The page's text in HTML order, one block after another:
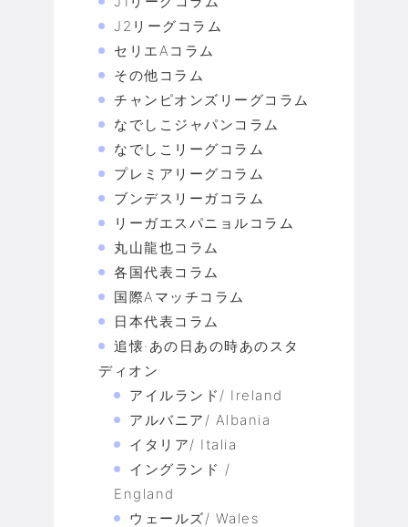
J2リーグコラム
セリエAコラム
その他コラム
チャンピオンズリーグコラム
なでしこジャパンコラム
なでしこリーグコラム
プレミアリーグコラム
ブンデスリーガコラム
リーガエスパニョルコラム
丸山龍也コラム
各国代表コラム
国際Aマッチコラム
日本代表コラム
追懐·あの日あの時あのスタ
ディオン
アイルランド/ Ireland
アルバニア/ Albania
イタリア/ Italia
イングランド /
England
ウェールズ/ Wales